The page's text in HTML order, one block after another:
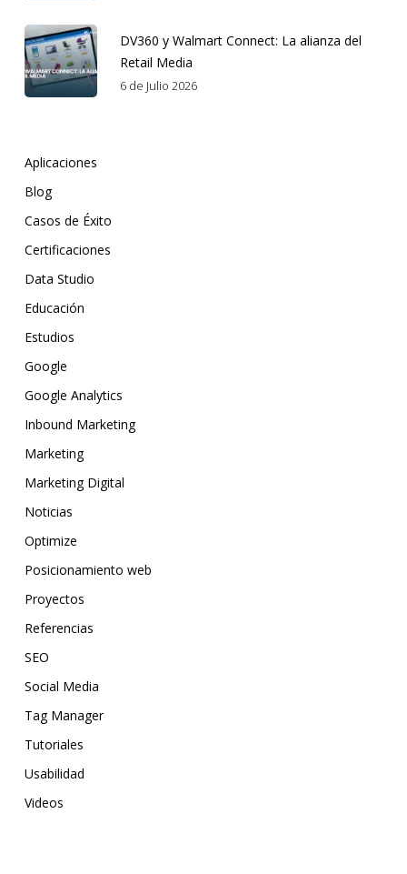
DV360 y Walmart Connect: La alianza del
Retail Media
6 de Julio 2026
Aplicaciones
Blog
Casos de Éxito
Certificaciones
Data Studio
Educación
Estudios
Google
Google Analytics
Inbound Marketing
Marketing
Marketing Digital
Noticias
Optimize
Posicionamiento web
Proyectos
Referencias
SEO
Social Media
Tag Manager
Tutoriales
Usabilidad
Videos